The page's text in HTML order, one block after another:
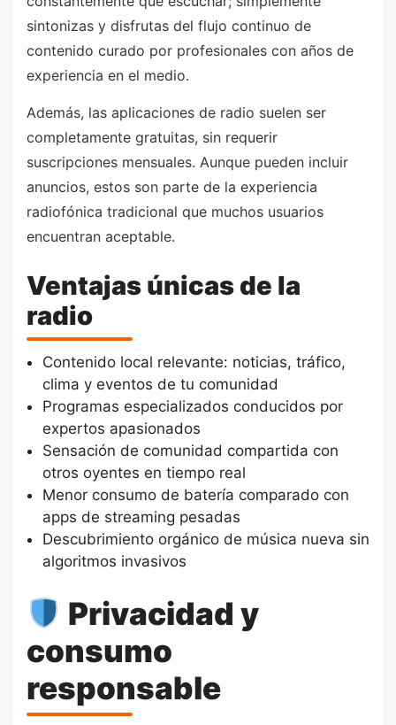
sintonizas y disfrutas del flujo continuo de
contenido curado por profesionales con años de
experiencia en el medio.
Además, las aplicaciones de radio suelen ser
completamente gratuitas, sin requerir
suscripciones mensuales. Aunque pueden incluir
anuncios, estos son parte de la experiencia
radiofónica tradicional que muchos usuarios
encuentran aceptable.
Ventajas únicas de la
radio
Contenido local relevante: noticias, tráfico,
clima y eventos de tu comunidad
Programas especializados conducidos por
expertos apasionados
Sensación de comunidad compartida con
otros oyentes en tiempo real
Menor consumo de batería comparado con
apps de streaming pesadas
Descubrimiento orgánico de música nueva sin
algoritmos invasivos
Privacidad y
consumo
responsable